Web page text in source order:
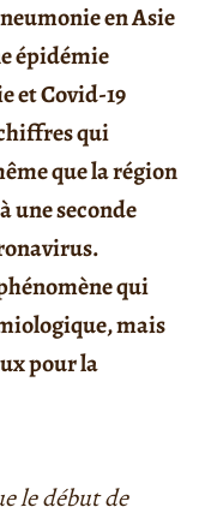
en Asie
épidémie
et Covid-19
qui
que la région
une seconde
qui
mais
pour la
le début de